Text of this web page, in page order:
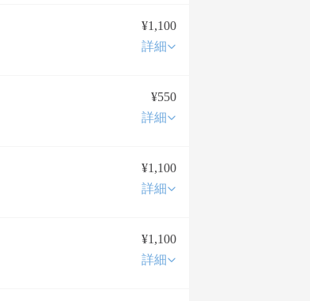
¥1,100
詳細
¥550
詳細
¥1,100
詳細
¥1,100
詳細